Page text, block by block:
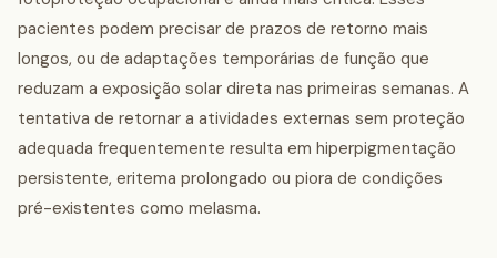
pacientes podem precisar de prazos de retorno mais
longos, ou de adaptações temporárias de função que
reduzam a exposição solar direta nas primeiras semanas. A
tentativa de retornar a atividades externas sem proteção
adequada frequentemente resulta em hiperpigmentação
persistente, eritema prolongado ou piora de condições
pré-existentes como melasma.